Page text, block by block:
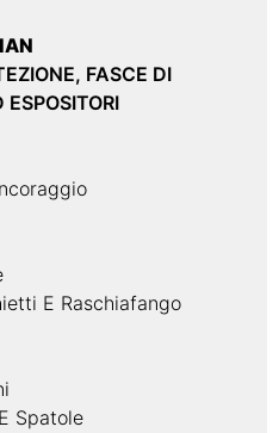
FASCE DI
E Raschiafango
Spatole